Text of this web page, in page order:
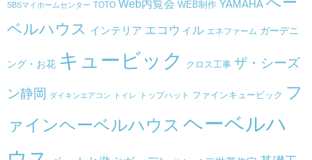
SBSマイホームセンター TOTO Web内覧会 WEB制作 YAMAHA
ベルハウス インテリア エコウィル エネファーム ガーデニ
ング・お花 キュービック クロス工事 ザ・シーズ
ン静岡 ダイキンエアコン トイレ トップハット ファインキュービック フ
ァインヘーベルハウス ヘーベルハ